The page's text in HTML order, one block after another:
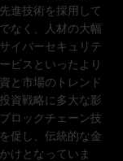
進技術を採用して
なく、人材の大幅
イバーセキュリテ
ビスといったより
と市場のトレンド
資戦略に多大な影
ロックチェーン技
促し、伝統的な金
けとなっていま